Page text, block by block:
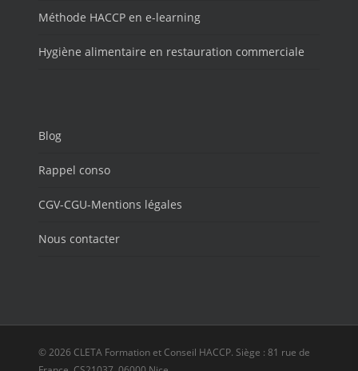
Méthode HACCP en e-learning
Hygiène alimentaire en restauration commerciale
Blog
Rappel conso
CGV-CGU-Mentions légales
Nous contacter
© 2026 CLETA Formation et Conseil HACCP. Siège : 81 rue de